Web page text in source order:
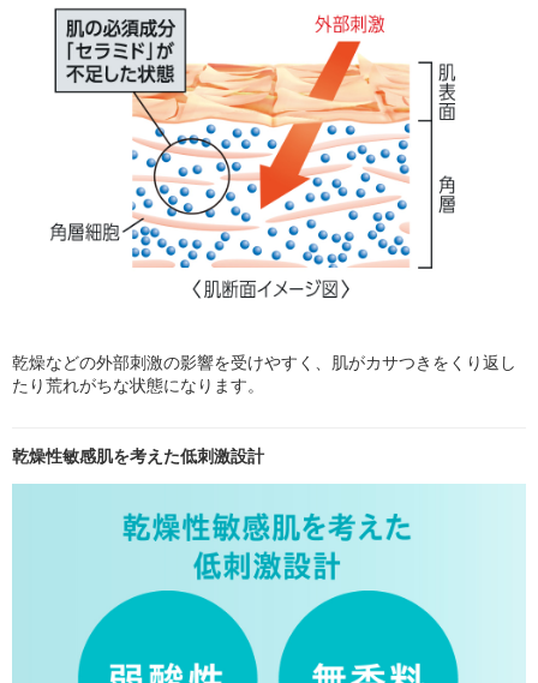
乾燥などの外部刺激の影響を受けやすく、肌がカサつきをくり返し
たり荒れがちな状態になります。
乾燥性敏感肌を考えた低刺激設計